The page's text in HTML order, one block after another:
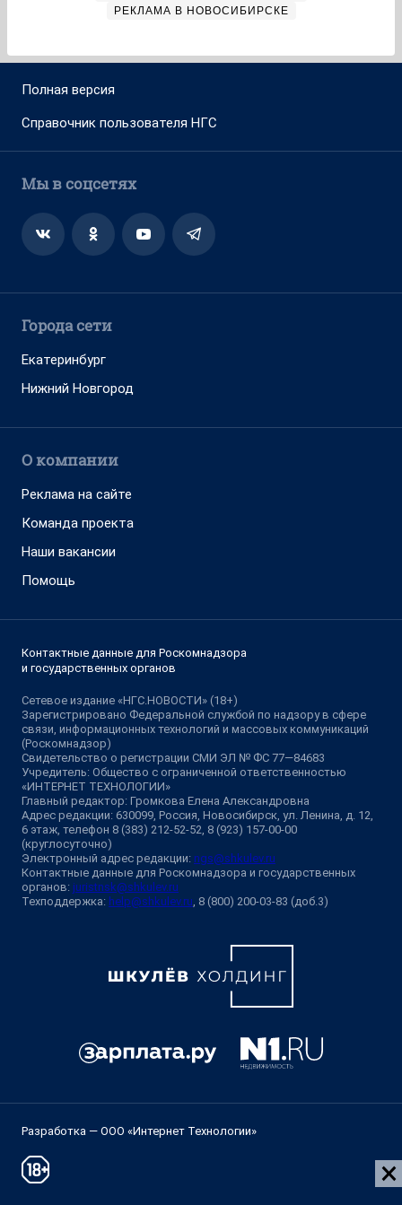
РЕКЛАМА В НОВОСИБИРСКЕ
Полная версия
Справочник пользователя НГС
Мы в соцсетях
Города сети
Екатеринбург
Нижний Новгород
О компании
Реклама на сайте
Команда проекта
Наши вакансии
Помощь
Контактные данные для Роскомнадзора
и государственных органов
Сетевое издание «НГС.НОВОСТИ» (18+)
Зарегистрировано Федеральной службой по надзору в сфере
связи, информационных технологий и массовых коммуникаций
(Роскомнадзор)
Свидетельство о регистрации СМИ ЭЛ № ФС 77—84683
Учредитель: Общество с ограниченной ответственностью
«ИНТЕРНЕТ ТЕХНОЛОГИИ»
Главный редактор: Громкова Елена Александровна
Адрес редакции: 630099, Россия, Новосибирск, ул. Ленина, д. 12,
6 этаж, телефон 8 (383) 212-52-52, 8 (923) 157-00-00
(круглосуточно)
Электронный адрес редакции: ngs@shkulev.ru
Контактные данные для Роскомнадзора и государственных
органов: juristnsk@shkulev.ru
Техподдержка: help@shkulev.ru , 8 (800) 200-03-83 (доб.3)
Разработка — ООО «Интернет Технологии»